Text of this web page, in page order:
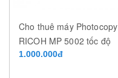
Cho thuê máy Photocopy
RICOH MP 5002 tốc độ
50 trang/phút
1.000.000đ